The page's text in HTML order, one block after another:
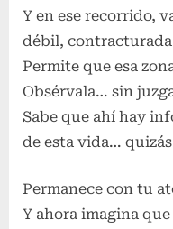
Y en ese recorrido,
débil, contracturada
Permite que esa
Obsérvala… sin
Sabe que ahí hay
de esta vida…
Permanece con tu
Y ahora imagina